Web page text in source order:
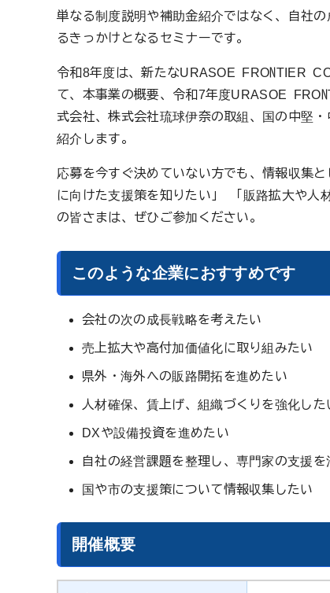
単なる制度説明や補助金紹介ではなく、自社
るきっかけとなるセミナーです。
令和8年度は、新たなURASOE FRONTIER
て、本事業の概要、令和7年度URASOE
式会社、株式会社琉球伊奈の取組、国の中堅
紹介します。
応募を今すぐ決めていない方でも、情報収集
に向けた支援策を知りたい」 「販路拡大や人
の皆さまは、ぜひご参加ください。
このような企業におすすめです
会社の次の成長戦略を考えたい
売上拡大や高付加価値化に取り組みたい
県外・海外への販路開拓を進めたい
人材確保、賃上げ、組織づくりを強化した
DXや設備投資を進めたい
自社の経営課題を整理し、専門家の支援を
国や市の支援策について情報収集したい
開催概要